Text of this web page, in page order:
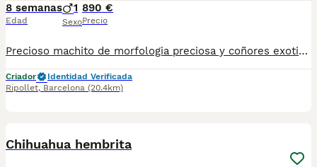
8 semanas
Edad
1
Sexo
890 €
Precio
Precioso machito de morfologia preciosa y coñores exoticos. Se entrega con toda su documentación al dia. Es el de la Foto. 630714585
Criador
Identidad Verificada
Ripollet, Barcelona (20.4km)
Chihuahua hembrita